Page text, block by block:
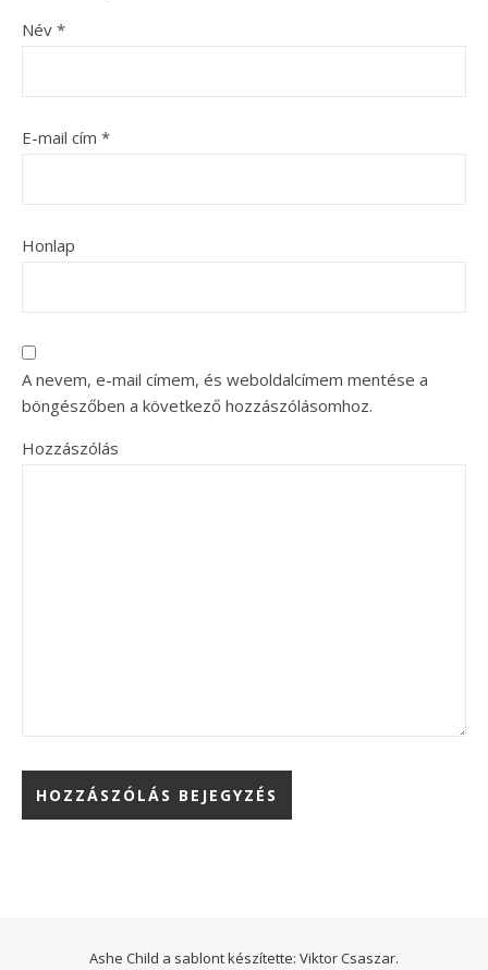
Név *
E-mail cím *
Honlap
A nevem, e-mail címem, és weboldalcímem mentése a
böngészőben a következő hozzászólásomhoz.
Hozzászólás
Ashe Child a sablont készítette: Viktor Csaszar.